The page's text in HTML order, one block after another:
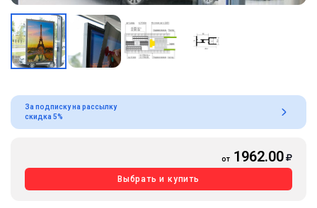
За подписку на рассылку
скидка 5%
от 1962.00
Выбрать и купить